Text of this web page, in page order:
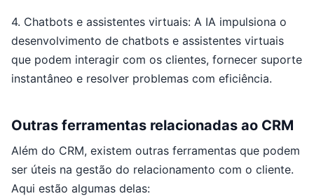
4. Chatbots e assistentes virtuais: A IA impulsiona o
desenvolvimento de chatbots e assistentes virtuais
que podem interagir com os clientes, fornecer suporte
instantâneo e resolver problemas com eficiência.
Outras ferramentas relacionadas ao CRM
Além do CRM, existem outras ferramentas que podem
ser úteis na gestão do relacionamento com o cliente.
Aqui estão algumas delas: